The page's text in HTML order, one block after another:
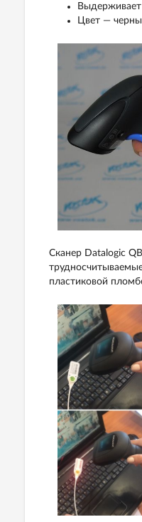
Цвет —
Сканер Datalogic
пластиковой